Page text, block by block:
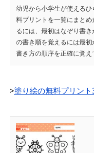
幼児から小学生が使える
料プリントを一覧にまと
るには、最初はなぞり書
の書き順を覚えるには最
書き方の順序を正確に覚
>塗り絵の無料プリント